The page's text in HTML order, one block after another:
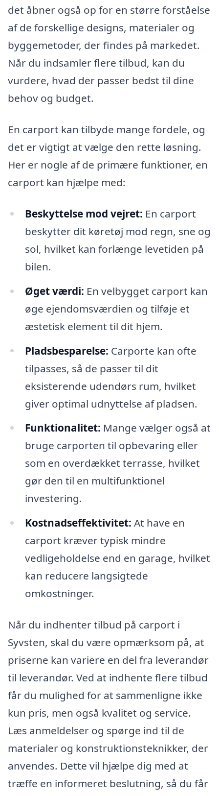
det åbner også op for en større forståelse
af de forskellige designs, materialer og
byggemetoder, der findes på markedet.
Når du indsamler flere tilbud, kan du
vurdere, hvad der passer bedst til dine
behov og budget.
En carport kan tilbyde mange fordele, og
det er vigtigt at vælge den rette løsning.
Her er nogle af de primære funktioner, en
carport kan hjælpe med:
Beskyttelse mod vejret: En carport
beskytter dit køretøj mod regn, sne og
sol, hvilket kan forlænge levetiden på
bilen.
Øget værdi: En velbygget carport kan
øge ejendomsværdien og tilføje et
æstetisk element til dit hjem.
Pladsbesparelse: Carporte kan ofte
tilpasses, så de passer til dit
eksisterende udendørs rum, hvilket
giver optimal udnyttelse af pladsen.
Funktionalitet: Mange vælger også at
bruge carporten til opbevaring eller
som en overdækket terrasse, hvilket
gør den til en multifunktionel
investering.
Kostnadseffektivitet: At have en
carport kræver typisk mindre
vedligeholdelse end en garage, hvilket
kan reducere langsigtede
omkostninger.
Når du indhenter tilbud på carport i
Syvsten, skal du være opmærksom på, at
priserne kan variere en del fra leverandør
til leverandør. Ved at indhente flere tilbud
får du mulighed for at sammenligne ikke
kun pris, men også kvalitet og service.
Læs anmeldelser og spørge ind til de
materialer og konstruktionsteknikker, der
anvendes. Dette vil hjælpe dig med at
træffe en informeret beslutning, så du får